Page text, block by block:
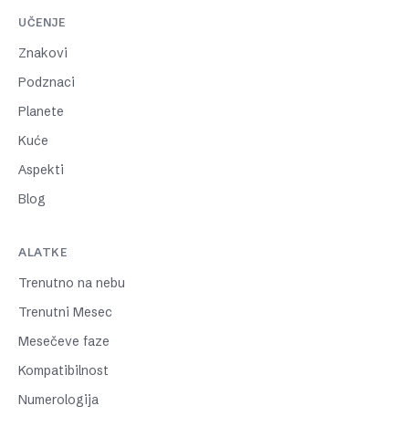
UČENJE
Znakovi
Podznaci
Planete
Kuće
Aspekti
Blog
ALATKE
Trenutno na nebu
Trenutni Mesec
Mesečeve faze
Kompatibilnost
Numerologija